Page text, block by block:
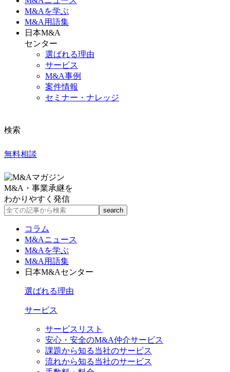
M&Aを学ぶ
M&A 用語集
日本M&A
センター
選ばれる理由
サービス
M&A事例
案件情報
セミナー・ナレッジ
検索
無料相談
M&A・事業承継を
わかりやすく発信
コラム
M&Aニュース
M&Aを学ぶ
M&A用語集
日本M&Aセンター
選ばれる理由
サービス
サービスリスト
安心・安全のM&A仲介サービス
課題から知る当社のサービス
流れから知る当社のサービス